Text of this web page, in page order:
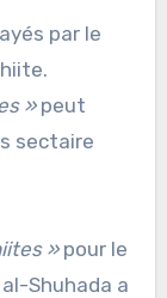
par le
»peut
sectaire
»pour le
Shuhada a